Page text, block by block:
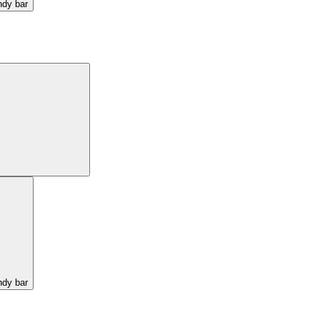
bar
bar